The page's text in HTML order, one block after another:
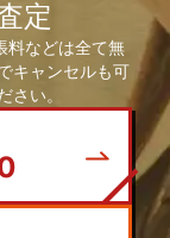
定
料などは全て無
キャンセルも可
さい。